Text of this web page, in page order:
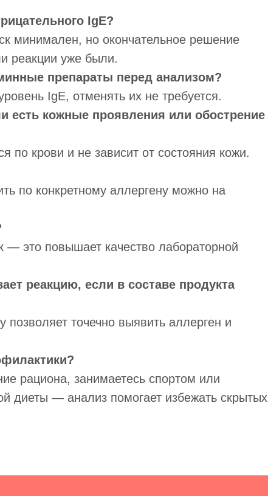
IgE?
минимален, но окончательное решение
реакции уже были.
препараты перед анализом?
IgE, отменять их не требуется.
есть кожные проявления или обострение
по крови и не зависит от состояния кожи.
по конкретному аллергену можно на
— это повышает качество лабораторной
реакцию, если в составе продукта
точечно выявить аллерген и
рациона, занимаетесь спортом или
диеты — анализ помогает избежать скрытых